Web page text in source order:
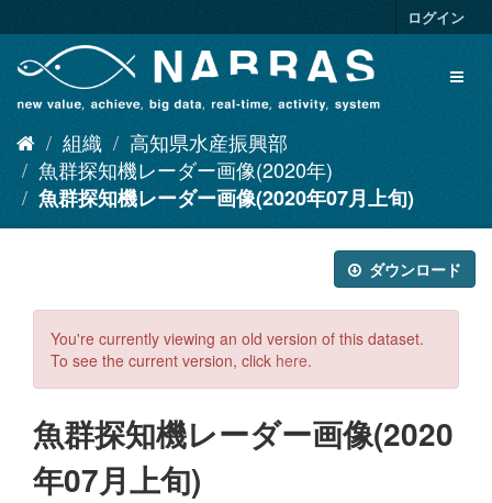
キ
ログイン
組織
高知県水産振興部
魚群探知機レーダー画像(2020年)
魚群探知機レーダー画像(2020年07月上旬)
ダウンロード
You're currently viewing an old version of this dataset.
To see the current version, click here.
魚群探知機レーダー画像(2020
年07月上旬)